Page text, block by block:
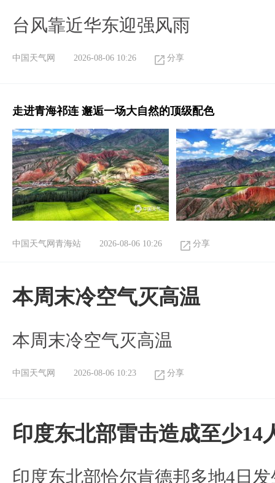
台风靠近华东迎强风雨
中国天气网 2026-08-06 10:26 分享
走进青海祁连 邂逅一场大自然的顶级配色
中国天气网青海站 2026-08-06 10:26 分享
本周末冷空气灭高温
本周末冷空气灭高温
中国天气网 2026-08-06 10:23 分享
印度东北部雷击造成至少14
印度东北部恰尔肯德邦多地4日